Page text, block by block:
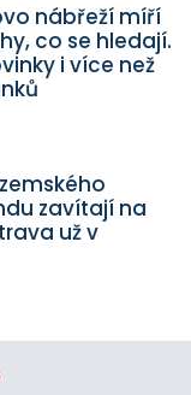
nábřeží míří
co se hledají.
i více než
zavítají na
už v